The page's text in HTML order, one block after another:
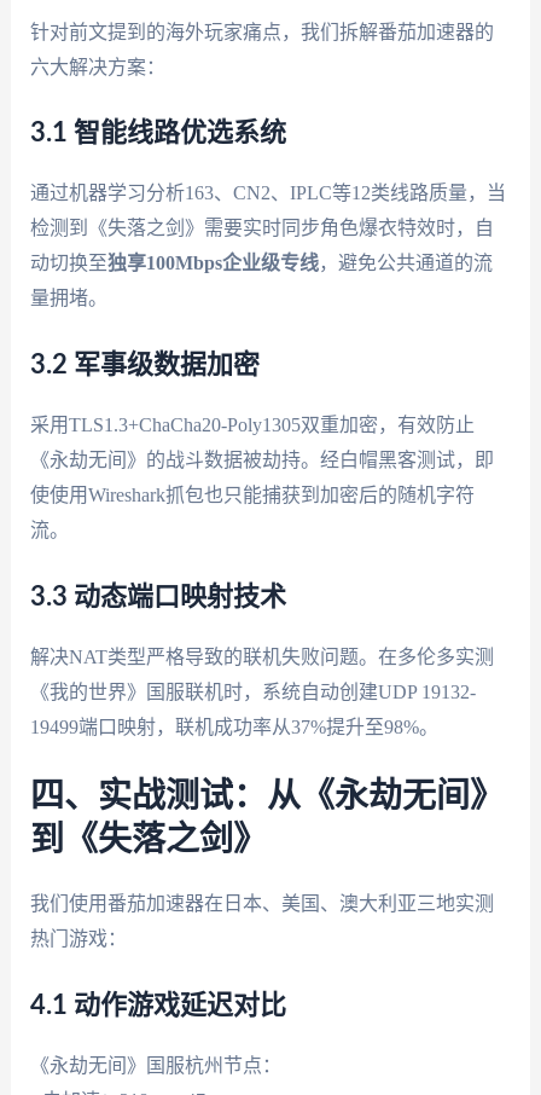
针对前文提到的海外玩家痛点，我们拆解番茄加速器的
六大解决方案：
3.1 智能线路优选系统
通过机器学习分析163、CN2、IPLC等12类线路质量，当
检测到《失落之剑》需要实时同步角色爆衣特效时，自
动切换至独享100Mbps企业级专线，避免公共通道的流
量拥堵。
3.2 军事级数据加密
采用TLS1.3+ChaCha20-Poly1305双重加密，有效防止
《永劫无间》的战斗数据被劫持。经白帽黑客测试，即
使使用Wireshark抓包也只能捕获到加密后的随机字符
流。
3.3 动态端口映射技术
解决NAT类型严格导致的联机失败问题。在多伦多实测
《我的世界》国服联机时，系统自动创建UDP 19132-
19499端口映射，联机成功率从37%提升至98%。
四、实战测试：从《永劫无间》
到《失落之剑》
我们使用番茄加速器在日本、美国、澳大利亚三地实测
热门游戏：
4.1 动作游戏延迟对比
《永劫无间》国服杭州节点：